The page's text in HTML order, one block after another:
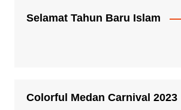
Selamat Tahun Baru Islam
Colorful Medan Carnival 2023